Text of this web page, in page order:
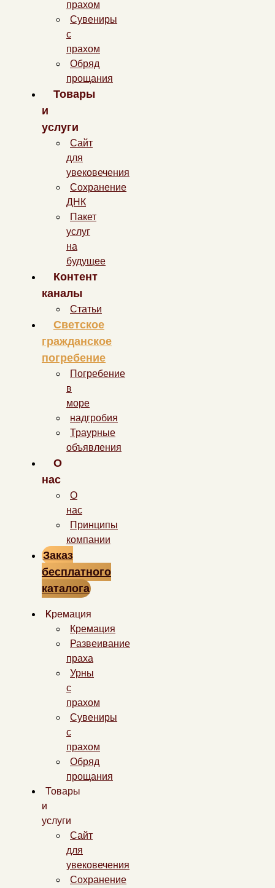
прахом
Сувениры
с
прахом
Обряд
прощания
Товары
и
услуги
Сайт
для
увековечения
Сохранение
ДНК
Пакет
услуг
на
будущее
Контент
каналы
Статьи
Светское
гражданское
погребение
Погребение
в
море
надгробия
Траурные
объявления
О
нас
О
нас
Принципы
компании
Заказ
бесплатного
каталога
Kремация
Кремация
Развеивание
праха
Урны
с
прахом
Сувениры
с
прахом
Обряд
прощания
Товары
и
услуги
Сайт
для
увековечения
Сохранение